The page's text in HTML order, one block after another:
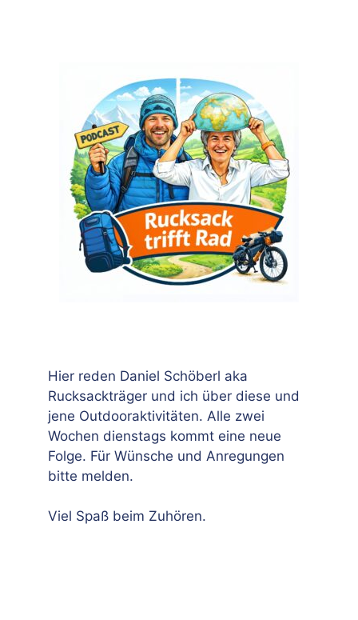
Hier reden Daniel Schöberl aka
Rucksackträger und ich über diese und
jene Outdooraktivitäten. Alle zwei
Wochen dienstags kommt eine neue
Folge. Für Wünsche und Anregungen
bitte melden.
Viel Spaß beim Zuhören.